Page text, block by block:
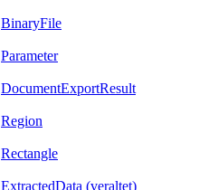
BinaryFile
Parameter
DocumentExportResult
Region
Rectangle
ExtractedData (veraltet)